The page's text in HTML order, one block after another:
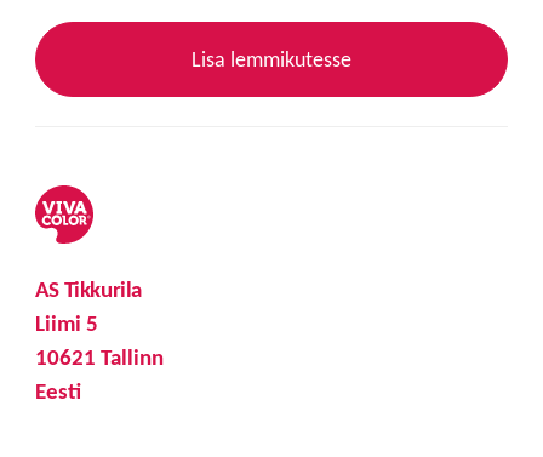
Lisa lemmikutesse
AS Tikkurila
Liimi 5
10621 Tallinn
Eesti